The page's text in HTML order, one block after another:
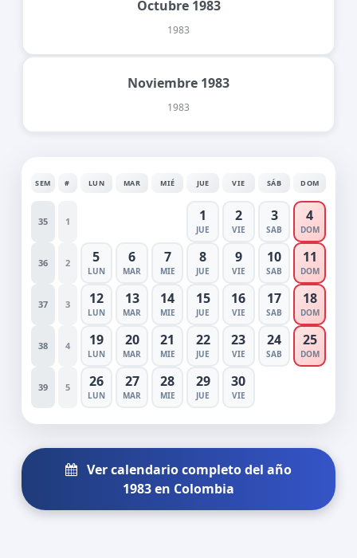
Octubre 1983
1983
Noviembre 1983
1983
SEM # LUN MAR MIÉ JUE VIE SÁB DOM
35 1 1
JUE
2
VIE
3
SAB
4
DOM
36 2 5
LUN
6
MAR
7
MIE
8
JUE
9
VIE
10
SAB
11
DOM
37 3 12
LUN
13
MAR
14
MIE
15
JUE
16
VIE
17
SAB
18
DOM
38 4 19
LUN
20
MAR
21
MIE
22
JUE
23
VIE
24
SAB
25
DOM
39 5 26
LUN
27
MAR
28
MIE
29
JUE
30
VIE
Ver calendario completo del año
1983 en Colombia